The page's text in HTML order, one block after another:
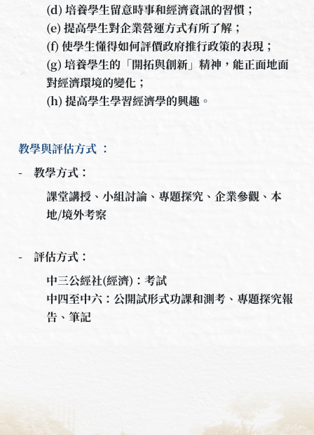
(d) 培養學生留意時事和經濟資訊的習慣；
(e) 提高學生對企業營運方式有所了解；
(f) 使學生懂得如何評價政府推行政策的表現；
(g) 培養學生的「開拓與創新」精神，能正面地面
對經濟環境的變化；
(h) 提高學生學習經濟學的興趣。
教學與評估方式 ：
- 教學方式：
課堂講授、小組討論、專題探究、企業參觀、本
地/境外考察
- 評估方式：
中三公經社(經濟)：考試
中四至中六：公開試形式功課和測考、專題探究報
告、筆記